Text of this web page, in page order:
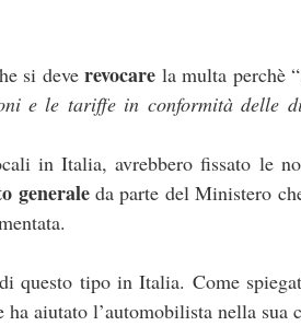
si deverevocare la multa perchè “
e le tariffe in conformità delle
in Italia, avrebbero fissato le
generaleda parte del Ministero
questo tipo in Italia. Come
ha aiutato l’automobilista nella sua